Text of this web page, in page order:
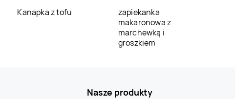
Kanapka z tofu
zapiekanka
makaronowa z
marchewką i
groszkiem
Nasze produkty